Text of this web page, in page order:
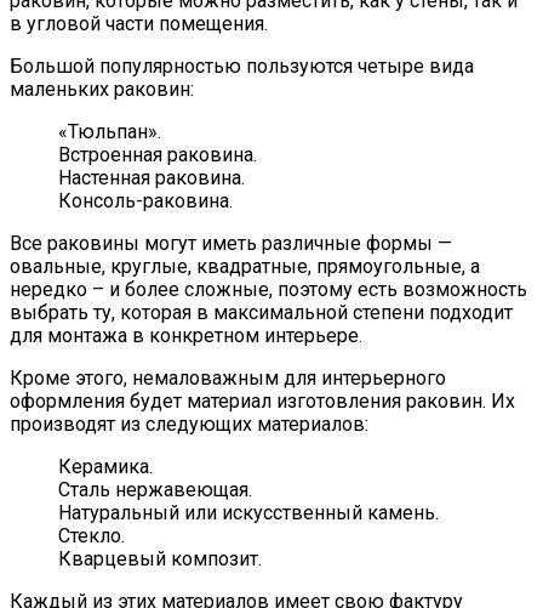
в угловой части помещения.
Большой популярностью пользуются четыре вида
маленьких раковин:
«Тюльпан».
Встроенная раковина.
Настенная раковина.
Консоль-раковина.
Все раковины могут иметь различные формы —
овальные, круглые, квадратные, прямоугольные, а
нередко – и более сложные, поэтому есть возможность
выбрать ту, которая в максимальной степени подходит
для монтажа в конкретном интерьере.
Кроме этого, немаловажным для интерьерного
оформления будет материал изготовления раковин. Их
производят из следующих материалов:
Керамика.
Сталь нержавеющая.
Натуральный или искусственный камень.
Стекло.
Кварцевый композит.
Каждый из этих материалов имеет свою фактуру